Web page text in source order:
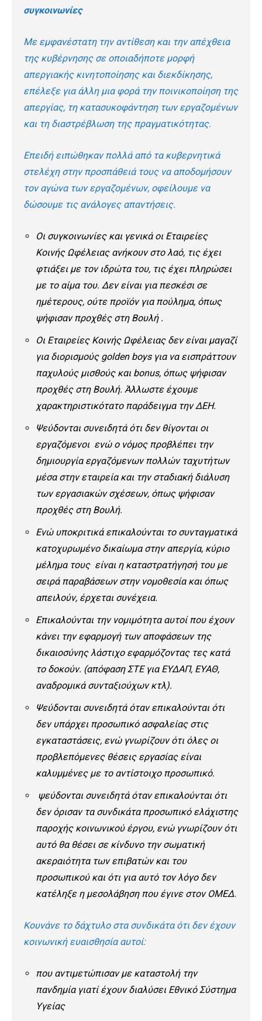
συγκοινωνίες
Με εμφανέστατη την αντίθεση και την απέχθεια
της κυβέρνησης σε οποιαδήποτε μορφή
απεργιακής κινητοποίησης και διεκδίκησης,
επέλεξε για άλλη μια φορά την ποινικοποίηση της
απεργίας, τη κατασυκοφάντηση των εργαζομένων
και τη διαστρέβλωση της πραγματικότητας.
Επειδή ειπώθηκαν πολλά από τα κυβερνητικά
στελέχη στην προσπάθειά τους να αποδομήσουν
τον αγώνα των εργαζομένων, οφείλουμε να
δώσουμε τις ανάλογες απαντήσεις.
Οι συγκοινωνίες και γενικά οι Εταιρείες
Κοινής Ωφέλειας ανήκουν στο λαό, τις έχει
φτιάξει με τον ιδρώτα του, τις έχει πληρώσει
με το αίμα του. Δεν είναι για πεσκέσι σε
ημέτερους, ούτε προϊόν για πούλημα, όπως
ψήφισαν προχθές στη Βουλή .
Οι Εταιρείες Κοινής Ωφέλειας δεν είναι μαγαζί
για διορισμούς golden boys για να εισπράττουν
παχυλούς μισθούς και bonus, όπως ψήφισαν
προχθές στη Βουλή. Άλλωστε έχουμε
χαρακτηριστικότατο παράδειγμα την ΔΕΗ.
Ψεύδονται συνειδητά ότι δεν θίγονται οι
εργαζόμενοι ενώ ο νόμος προβλέπει την
δημιουργία εργαζόμενων πολλών ταχυτήτων
μέσα στην εταιρεία και την σταδιακή διάλυση
των εργασιακών σχέσεων, όπως ψήφισαν
προχθές στη Βουλή.
Ενώ υποκριτικά επικαλούνται το συνταγματικά
κατοχυρωμένο δικαίωμα στην απεργία, κύριο
μέλημα τους είναι η καταστρατήγησή του με
σειρά παραβάσεων στην νομοθεσία και όπως
απειλούν, έρχεται συνέχεια.
Επικαλούνται την νομιμότητα αυτοί που έχουν
κάνει την εφαρμογή των αποφάσεων της
δικαιοσύνης λάστιχο εφαρμόζοντας τες κατά
το δοκούν. (απόφαση ΣΤΕ για ΕΥΔΑΠ, ΕΥΑΘ,
αναδρομικά συνταξιούχων κτλ).
Ψεύδονται συνειδητά όταν επικαλούνται ότι
δεν υπάρχει προσωπικό ασφαλείας στις
εγκαταστάσεις, ενώ γνωρίζουν ότι όλες οι
προβλεπόμενες θέσεις εργασίας είναι
καλυμμένες με το αντίστοιχο προσωπικό.
ψεύδονται συνειδητά όταν επικαλούνται ότι
δεν όρισαν τα συνδικάτα προσωπικό ελάχιστης
παροχής κοινωνικού έργου, ενώ γνωρίζουν ότι
αυτό θα θέσει σε κίνδυνο την σωματική
ακεραιότητα των επιβατών και του
προσωπικού και ότι για αυτό τον λόγο δεν
κατέληξε η μεσολάβηση που έγινε στον ΟΜΕΔ.
Κουνάνε το δάχτυλο στα συνδικάτα ότι δεν έχουν
κοινωνική ευαισθησία αυτοί:
που αντιμετώπισαν με καταστολή την
πανδημία γιατί έχουν διαλύσει Εθνικό Σύστημα
Υγείας